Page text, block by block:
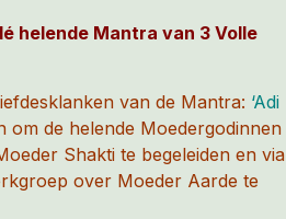
helende Mantra van 3 Volle
van de Mantra: ‘Adi
om de helende Moedergodinnen
Shakti te begeleiden en via
over Moeder Aarde te